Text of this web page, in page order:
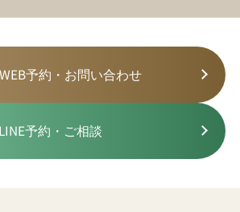
予約・お問い合わせ
LINE予約・ご相談